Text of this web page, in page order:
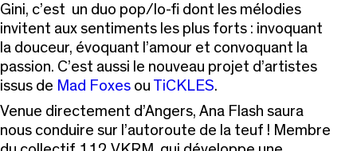
Gini, c’est un duo pop/lo-fi dont les mélodies
invitent aux sentiments les plus forts : invoquant
la douceur, évoquant l’amour et convoquant la
passion. C’est aussi le nouveau projet d’artistes
issus de Mad Foxes ou TiCKLES.
Venue directement d’Angers, Ana Flash saura
nous conduire sur l’autoroute de la teuf ! Membre